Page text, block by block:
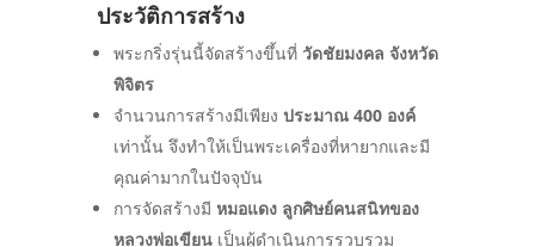
ประวัติการสร้าง
พระกริ่งรุ่นนี้จัดสร้างขึ้นที่ วัดชัยมงคล จังหวัด
พิจิตร
จำนวนการสร้างมีเพียง ประมาณ 400 องค์
เท่านั้น จึงทำให้เป็นพระเครื่องที่หายากและมี
คุณค่ามากในปัจจุบัน
การจัดสร้างมี หมอแดง ลูกศิษย์คนสนิทของ
หลวงพ่อเขียนเป็นผู้ดำเนินการรวบรวม